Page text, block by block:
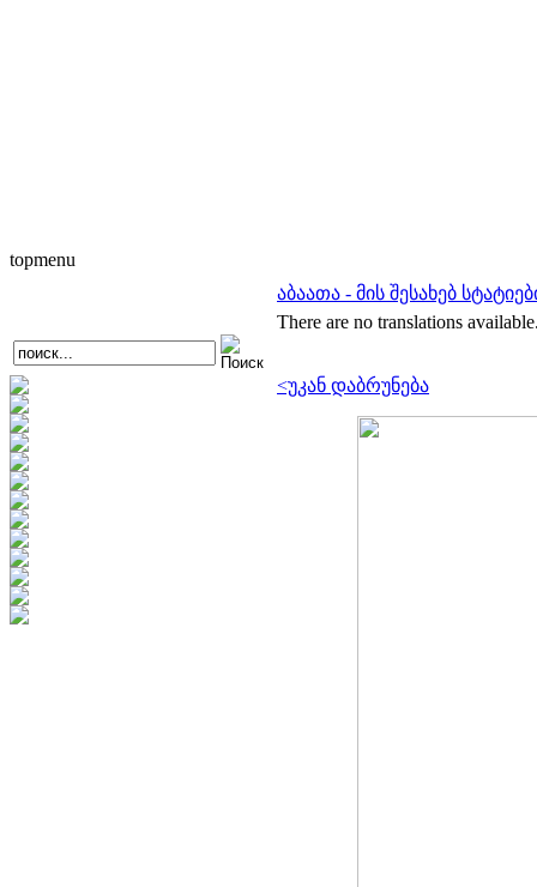
topmenu
აბაათა - მის შესახებ
There are no translations
<უკან დაბრუნება